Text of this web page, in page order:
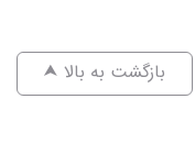
⮝ بازگشت به بالا